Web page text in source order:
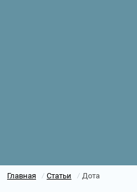
Главная / Статьи / Дота